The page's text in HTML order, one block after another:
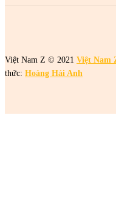
Việt Nam Z © 2021 Việt Nam
thức: Hoàng Hải Anh